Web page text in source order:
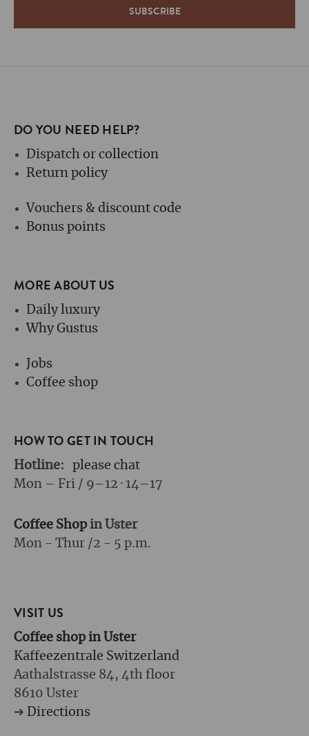
DO YOU NEED HELP?
Dispatch or collection
Return policy
Vouchers & discount code
Bonus points
MORE ABOUT US
Daily luxury
Why Gustus
Jobs
Coffee shop
HOW TO GET IN TOUCH
Hotline:
please chat
Mon – Fri / 9–12 · 14–17
Coffee Shopin Uster
Mon - Thur /2 - 5 p.m.
VISIT US
Coffee shop in Uster
Kaffeezentrale Switzerland
Aathalstrasse 84, 4th floor
8610 Uster
➔ Directions